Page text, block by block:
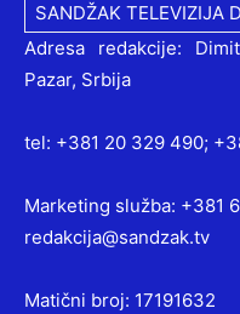
SANDŽAK TELEVIZIJA
Adresa redakcije:
Pazar, Srbija
tel: +381 20 329 490;
Marketing služba: +381
redakcija@sandzak.tv
Matični broj: 17191632